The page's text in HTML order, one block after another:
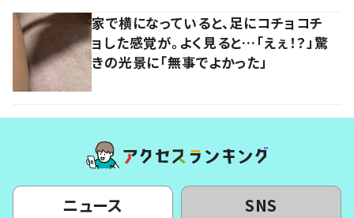
家で横になっていると、足にコチョコチ
ョした感覚が。よく見ると…「えぇ！？」驚
きの光景に「無事でよかった」
ニュース SNS